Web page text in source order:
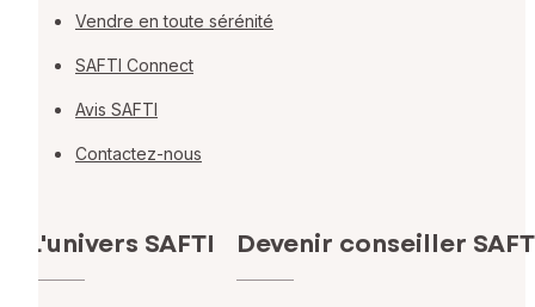
Vendre en toute sérénité
SAFTI Connect
Avis SAFTI
Contactez-nous
L'univers SAFTI Devenir conseiller